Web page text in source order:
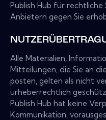
Publish Hub für
Anbietern gegen Sie
Alle Materialien,
Mitteilungen, die Sie an
posten, gelten als nicht
urheberrechtlich
Publish Hub hat keine
Kommunikation,